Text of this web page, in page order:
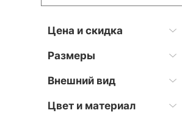
Цена и скидка
Размеры
Внешний вид
Цвет и материал